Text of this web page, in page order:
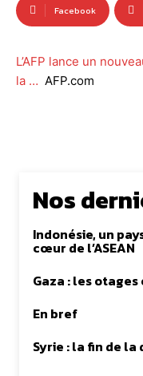
Facebook
L’AFP lance un
la … AFP.com
Nos
Indonésie, un
cœur de l’ASEAN
Gaza : les
En bref
Syrie : la fin de